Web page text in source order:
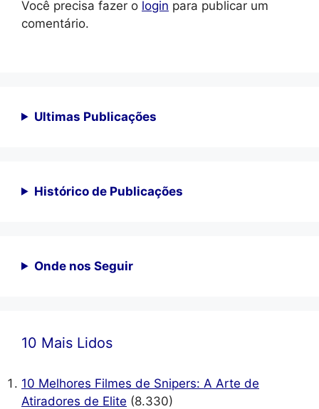
Você precisa fazer o login para publicar um
comentário.
Ultimas Publicações
Histórico de Publicações
Onde nos Seguir
10 Mais Lidos
10 Melhores Filmes de Snipers: A Arte de
Atiradores de Elite (8.330)